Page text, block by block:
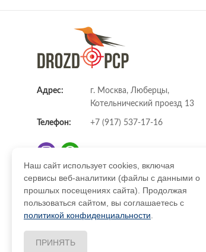
Адрес:
г. Москва, Люберцы,
Котельнический проезд 13
Телефон: +7 (917) 537-17-16
E-mail: info@DrozdPcp.ru
Наш сайт использует cookies, включая
сервисы веб-аналитики (файлы с данными о
прошлых посещениях сайта). Продолжая
пользоваться сайтом, вы соглашаетесь с
политикой конфиденциальности
ПРИНЯТЬ